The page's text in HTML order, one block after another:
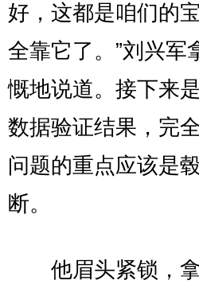
好，这都是咱们的
全靠它了。”刘兴军
慨地说道。接下来
数据验证结果，完
问题的重点应该是
断。
他眉头紧锁，拿